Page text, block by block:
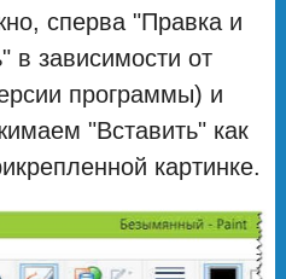
сперва "Правка и
в зависимости от
программы) и
"Вставить" как
картинке.